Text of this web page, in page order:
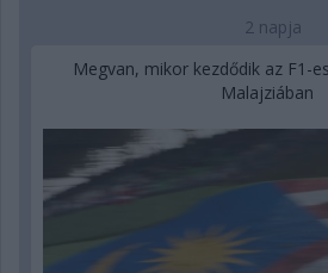
2 napja
Megvan, mikor kezdődik az F1-
Malajziában